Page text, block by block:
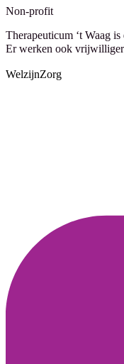
Non-profit
Therapeuticum ‘t Waag
Er werken ook
WelzijnZorg